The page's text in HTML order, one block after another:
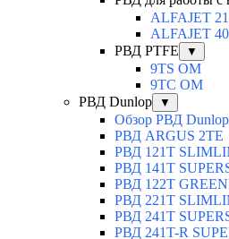
ALFAJET
ALFAJET
РВД PTFE
▼
9TS OM
9TC OM
РВД Dunlop
▼
Обзор РВД Dunlop
РВД ARGUS 2TE
РВД 121T
РВД 141T
РВД 122T
РВД 221T
РВД 241T
РВД 241T-R